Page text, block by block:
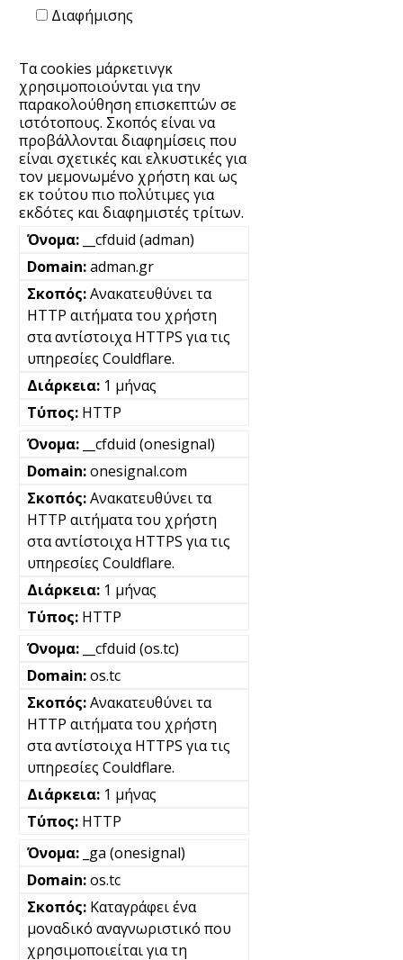
Διαφήμισης
Τα cookies μάρκετινγκ
χρησιμοποιούνται για την
παρακολούθηση επισκεπτών σε
ιστότοπους. Σκοπός είναι να
προβάλλονται διαφημίσεις που
είναι σχετικές και ελκυστικές για
τον μεμονωμένο χρήστη και ως
εκ τούτου πιο πολύτιμες για
εκδότες και διαφημιστές τρίτων.
__cfduid (adman)
adman.gr
Ανακατευθύνει τα
HTTP αιτήματα του χρήστη
στα αντίστοιχα HTTPS για τις
υπηρεσίες Couldflare.
1 μήνας
HTTP
__cfduid (onesignal)
onesignal.com
Ανακατευθύνει τα
HTTP αιτήματα του χρήστη
στα αντίστοιχα HTTPS για τις
υπηρεσίες Couldflare.
1 μήνας
HTTP
__cfduid (os.tc)
os.tc
Ανακατευθύνει τα
HTTP αιτήματα του χρήστη
στα αντίστοιχα HTTPS για τις
υπηρεσίες Couldflare.
1 μήνας
HTTP
_ga (onesignal)
os.tc
Καταγράφει ένα
μοναδικό αναγνωριστικό που
χρησιμοποιείται για τη